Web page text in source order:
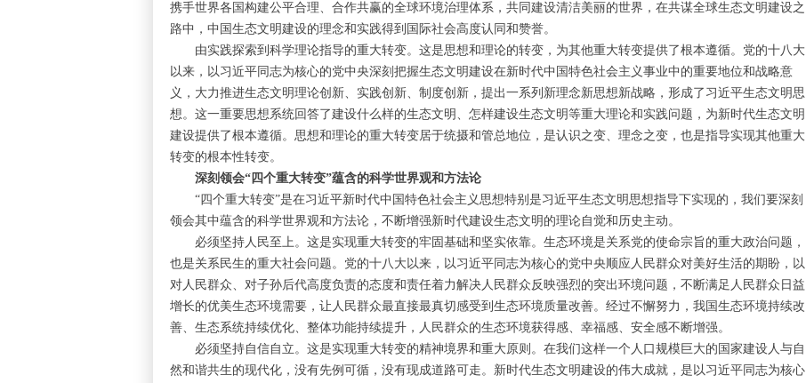
携手世界各国构建公平合理、合作共赢的全球环境治理体系，共同建设清洁美丽的世界，在共谋全球生态文明建设之
路中，中国生态文明建设的理念和实践得到国际社会高度认同和赞誉。
由实践探索到科学理论指导的重大转变。这是思想和理论的转变，为其他重大转变提供了根本遵循。党的十八大
以来，以习近平同志为核心的党中央深刻把握生态文明建设在新时代中国特色社会主义事业中的重要地位和战略意
义，大力推进生态文明理论创新、实践创新、制度创新，提出一系列新理念新思想新战略，形成了习近平生态文明思
想。这一重要思想系统回答了建设什么样的生态文明、怎样建设生态文明等重大理论和实践问题，为新时代生态文明
建设提供了根本遵循。思想和理论的重大转变居于统摄和管总地位，是认识之变、理念之变，也是指导实现其他重大
转变的根本性转变。
深刻领会“四个重大转变”蕴含的科学世界观和方法论
“四个重大转变”是在习近平新时代中国特色社会主义思想特别是习近平生态文明思想指导下实现的，我们要深刻
领会其中蕴含的科学世界观和方法论，不断增强新时代建设生态文明的理论自觉和历史主动。
必须坚持人民至上。这是实现重大转变的牢固基础和坚实依靠。生态环境是关系党的使命宗旨的重大政治问题，
也是关系民生的重大社会问题。党的十八大以来，以习近平同志为核心的党中央顺应人民群众对美好生活的期盼，以
对人民群众、对子孙后代高度负责的态度和责任着力解决人民群众反映强烈的突出环境问题，不断满足人民群众日益
增长的优美生态环境需要，让人民群众最直接最真切感受到生态环境质量改善。经过不懈努力，我国生态环境持续改
善、生态系统持续优化、整体功能持续提升，人民群众的生态环境获得感、幸福感、安全感不断增强。
必须坚持自信自立。这是实现重大转变的精神境界和重大原则。在我们这样一个人口规模巨大的国家建设人与自
然和谐共生的现代化，没有先例可循，没有现成道路可走。新时代生态文明建设的伟大成就，是以习近平同志为核心